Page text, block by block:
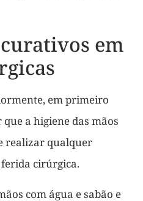
em
em primeiro
a higiene das mãos
realizar qualquer
cirúrgica.
com água e sabão e